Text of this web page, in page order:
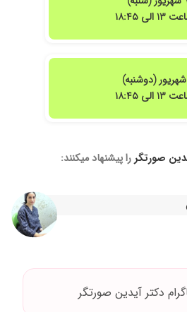
الی ۱۸:۴۵
الی ۱۸:۴۵
صورتگررا پیشنهاد میکنند:
دکتر آیدین صورتگر